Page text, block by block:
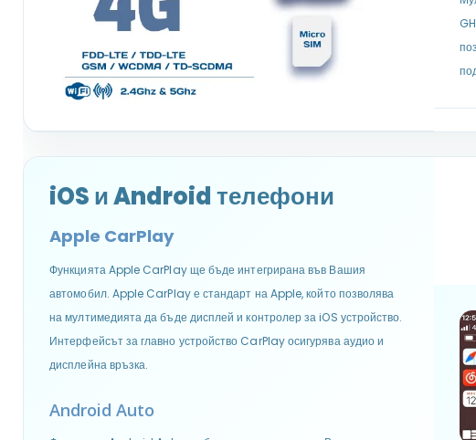
iOS и Android телефони
Apple CarPlay
Функцията Apple CarPlay ще бъде интегрирана във Вашия
автомобил. Apple CarPlay е стандарт на Apple, който позволява
на мултимедията да бъде дисплей и контролер за iOS устройство.
Интерфейсът за главно устройство CarPlay осигурява аудио и
дисплейна връзка.
Android Auto